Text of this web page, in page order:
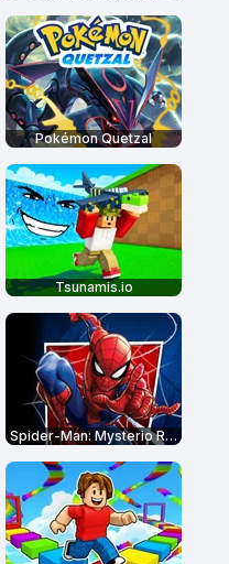
Pokémon Quetzal
Tsunamis.io
Spider-Man: Mysterio Rush